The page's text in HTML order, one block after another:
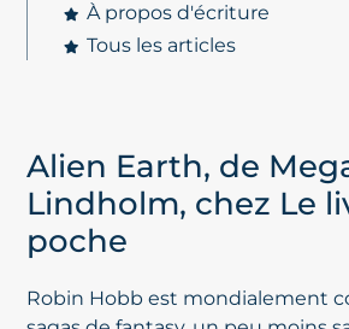
À propos d'écriture
Tous les articles
Alien Earth, de
Lindholm, chez Le
poche
Robin Hobb est mondialement